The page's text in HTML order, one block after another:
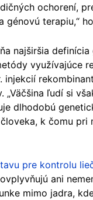
ochorení,
génovú terapiu,“
najširšia
využívajúce
injekcií
„Väčšina ľudí si
dlhodobú
k čomu pri
pre kontrolu
ani
mimo jadra,